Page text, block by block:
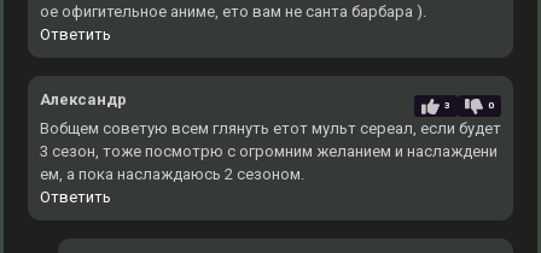
ое офигительное аниме, ето вам не санта барбара ).
Ответить
Александр 3 0
Вобщем советую всем глянуть етот мульт сереал, если будет
3 сезон, тоже посмотрю с огромним желанием и наслаждени
ем, а пока наслаждаюсь 2 сезоном.
Ответить